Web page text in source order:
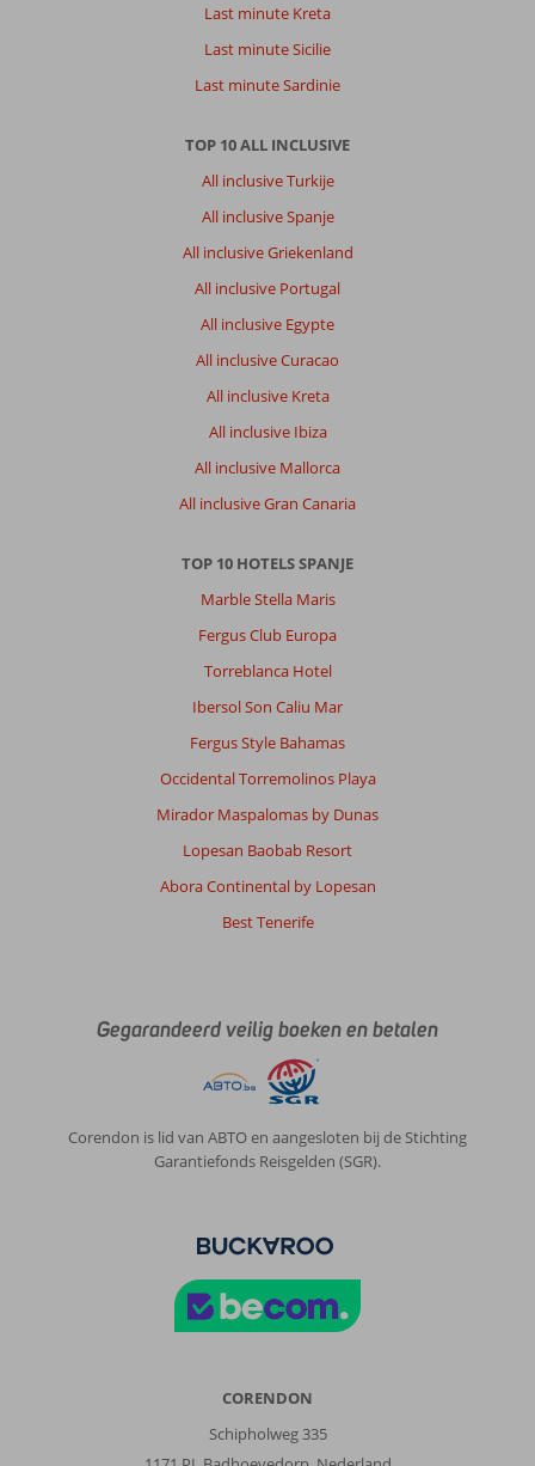
Last minute Kreta
Last minute Sicilie
Last minute Sardinie
TOP 10 ALL INCLUSIVE
All inclusive Turkije
All inclusive Spanje
All inclusive Griekenland
All inclusive Portugal
All inclusive Egypte
All inclusive Curacao
All inclusive Kreta
All inclusive Ibiza
All inclusive Mallorca
All inclusive Gran Canaria
TOP 10 HOTELS SPANJE
Marble Stella Maris
Fergus Club Europa
Torreblanca Hotel
Ibersol Son Caliu Mar
Fergus Style Bahamas
Occidental Torremolinos Playa
Mirador Maspalomas by Dunas
Lopesan Baobab Resort
Abora Continental by Lopesan
Best Tenerife
Gegarandeerd veilig boeken en betalen
Corendon is lid van ABTO en aangesloten bij de Stichting
Garantiefonds Reisgelden (SGR).
CORENDON
Schipholweg 335